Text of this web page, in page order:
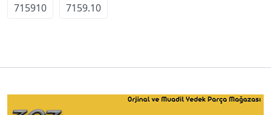
715910 7159.10